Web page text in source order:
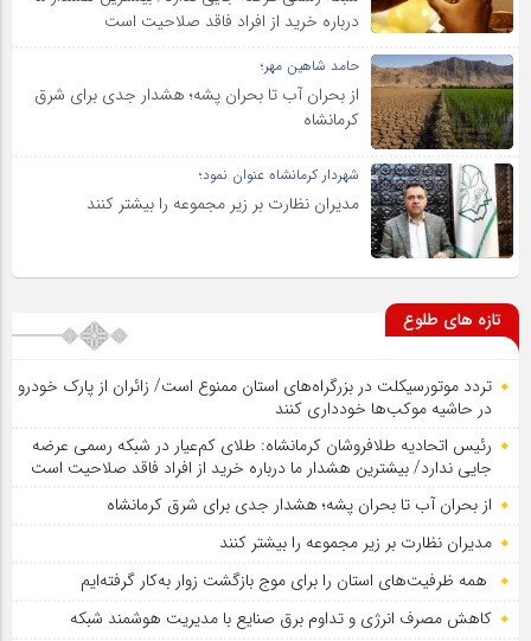
درباره خرید از افراد فاقد صلاحیت است
حامد شاهین مهر؛
از بحران آب تا بحران پشه؛ هشدار جدی برای شرق
کرمانشاه
شهردار کرمانشاه عنوان نمود؛
مدیران نظارت بر زیر مجموعه را بیشتر کنند
تازه های طلوع
تردد موتورسیکلت در بزرگراه‌های استان ممنوع است/ زائران از پارک خودرو
در حاشیه موکب‌ها خودداری کنند
رئیس اتحادیه طلافروشان کرمانشاه: طلای کم‌عیار در شبکه رسمی عرضه
جایی ندارد/ بیشترین هشدار ما درباره خرید از افراد فاقد صلاحیت است
از بحران آب تا بحران پشه؛ هشدار جدی برای شرق کرمانشاه
مدیران نظارت بر زیر مجموعه را بیشتر کنند
همه ظرفیت‌های استان را برای موج بازگشت زوار به‌کار گرفته‌ایم
کاهش مصرف انرژی و تداوم برق صنایع با مدیریت هوشمند شبکه